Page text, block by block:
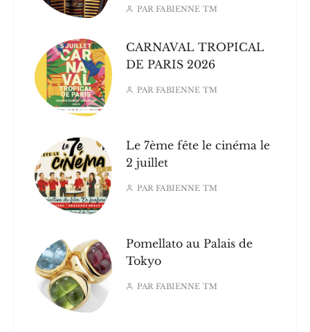
PAR FABIENNE TM
CARNAVAL TROPICAL
DE PARIS 2026
PAR FABIENNE TM
Le 7ème fête le cinéma le
2 juillet
PAR FABIENNE TM
Pomellato au Palais de
Tokyo
PAR FABIENNE TM